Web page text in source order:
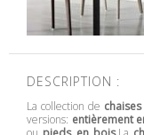
DESCRIPTION :
La collection de
versions: entièrement